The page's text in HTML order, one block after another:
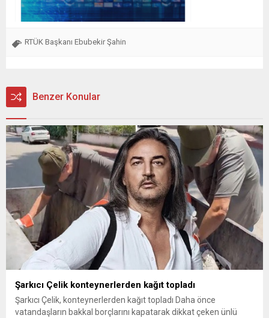
RTÜK Başkanı Ebubekir Şahin
Benzer Konular
Şarkıcı Çelik konteynerlerden kağıt topladı
Şarkıcı Çelik, konteynerlerden kağıt topladı Daha önce
vatandaşların bakkal borçlarını kapatarak dikkat çeken ünlü